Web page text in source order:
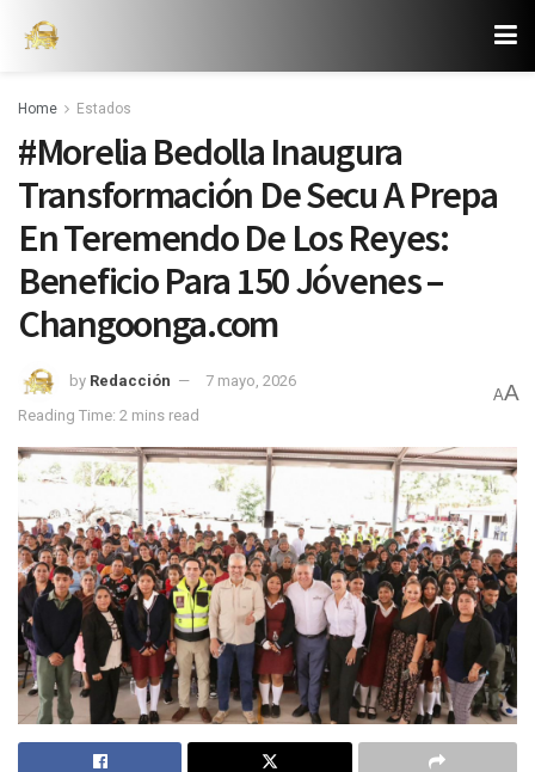
Home Estados
#Morelia Bedolla Inaugura
Transformación De Secu A Prepa
En Teremendo De Los Reyes:
Beneficio Para 150 Jóvenes –
Changoonga.com
by Redacción
7 mayo, 2026
Reading Time: 2 mins read
AA